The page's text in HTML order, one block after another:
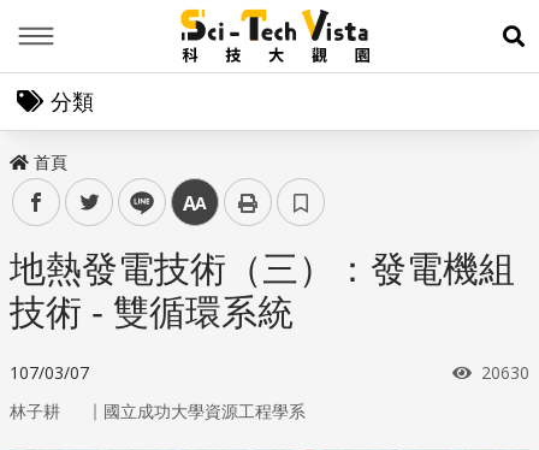
展
分類
首頁
facebooktwitter line 中
地熱發電技術（三）：發電機組
技術 - 雙循環系統
107/03/07 瀏覽次
20630
林子耕 ｜ 國立成功大學資源工程學系